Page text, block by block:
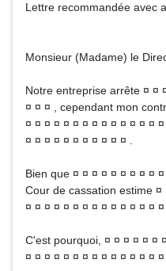
Lettre recommandée avec
Monsieur (Madame) le
Notre entreprise arrête ¤ ¤
¤ ¤ ¤ , cependant mon
¤ ¤ ¤ ¤ ¤ ¤ ¤ ¤ ¤ ¤ ¤ ¤ ¤ ¤
¤ ¤ ¤ ¤ ¤ ¤ ¤ ¤ ¤ ¤ ¤ .
Bien que ¤ ¤ ¤ ¤ ¤ ¤ ¤ ¤ ¤
Cour de cassation estime
¤ ¤ ¤ ¤ ¤ ¤ ¤ ¤ ¤ ¤ ¤ ¤ ¤ ¤ ¤
C'est pourquoi, ¤ ¤ ¤ ¤ ¤ ¤
¤ ¤ ¤ ¤ ¤ ¤ ¤ ¤ ¤ ¤ ¤ ¤ ¤ ¤ ¤